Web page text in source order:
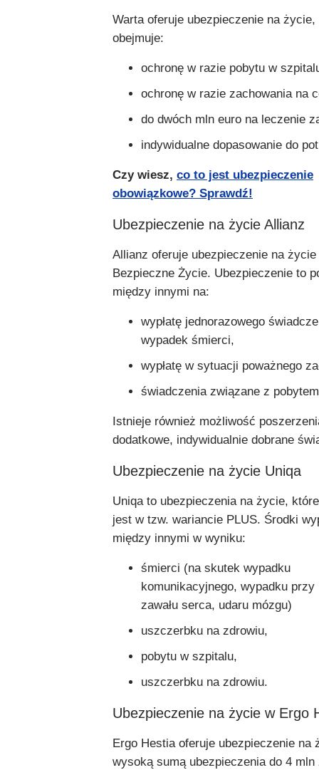
Warta oferuje ubezpieczenie na życie,
obejmuje:
ochronę w razie pobytu w
ochronę w razie zachowania na
do dwóch mln euro na leczenie
indywidualne dopasowanie do
Czy wiesz, co to jest ubezpieczenie
obowiązkowe? Sprawdź!
Ubezpieczenie na życie Allianz
Allianz oferuje ubezpieczenie na życie
Bezpieczne Życie. Ubezpieczenie to
między innymi na:
wypłatę jednorazowego
wypadek śmierci,
wypłatę w sytuacji poważnego
świadczenia związane z
Istnieje również możliwość
dodatkowe, indywidualnie dobrane
Ubezpieczenie na życie Uniqa
Uniqa to ubezpieczenia na życie,
jest w tzw. wariancie PLUS. Środki
między innymi w wyniku:
śmierci (na skutek wypadku
komunikacyjnego, wypadku przy
zawału serca, udaru mózgu)
uszczerbku na zdrowiu,
pobytu w szpitalu,
uszczerbku na zdrowiu.
Ubezpieczenie na życie w Ergo
Ergo Hestia oferuje ubezpieczenie na
wysoką sumą ubezpieczenia do 4 mln